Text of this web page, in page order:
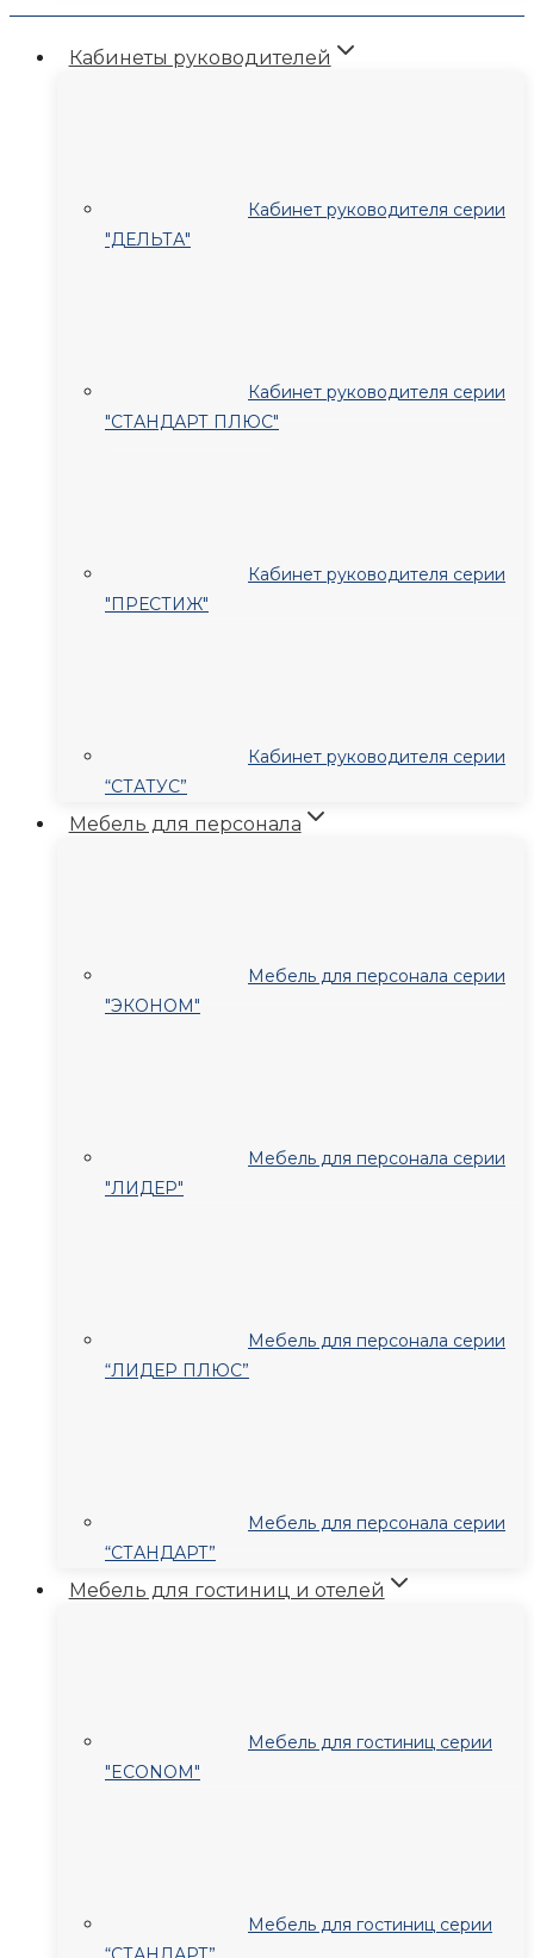
Кабинеты руководителей
Кабинет руководителя серии
"ДЕЛЬТА"
Кабинет руководителя серии
"СТАНДАРТ ПЛЮС"
Кабинет руководителя серии
"ПРЕСТИЖ"
Кабинет руководителя серии
“СТАТУС”
Мебель для персонала
Мебель для персонала серии
"ЭКОНОМ"
Мебель для персонала серии
"ЛИДЕР"
Мебель для персонала серии
“ЛИДЕР ПЛЮС”
Мебель для персонала серии
“СТАНДАРТ”
Мебель для гостиниц и отелей
Мебель для гостиниц серии
"ECONOM"
Мебель для гостиниц серии